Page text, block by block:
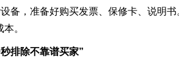
备，准备好购买发票、保修卡、说明
。
排除不靠谱买家”